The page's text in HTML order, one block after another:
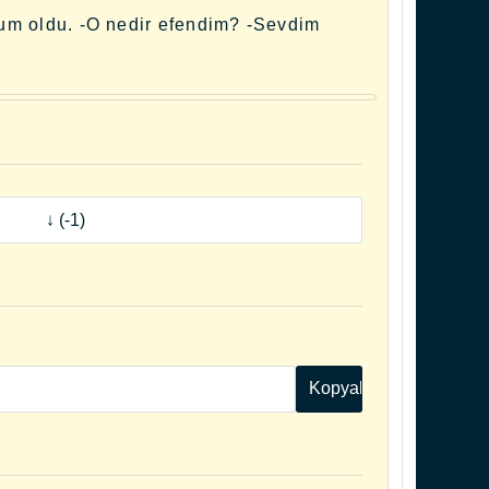
oldu. -O nedir efendim? -Sevdim